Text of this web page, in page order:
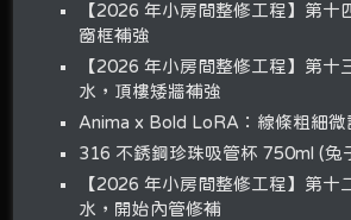
【2026 年小房間整修工程】第十
窗框補強
【2026 年小房間整修工程】第十
水，頂樓矮牆補強
Anima x Bold LoRA：線條粗細微
316 不銹鋼珍珠吸管杯 750ml (兔
【2026 年小房間整修工程】第十
水，開始內管修補